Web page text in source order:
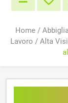
Home /
Lavoro / Alta